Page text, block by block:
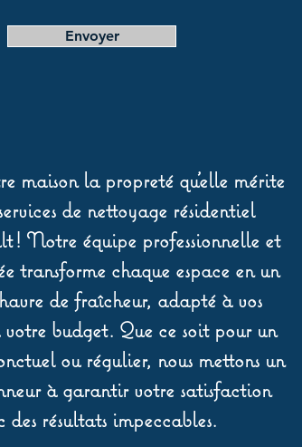
Envoyer
maison la propreté qu’elle mérite
de nettoyage résidentiel
! Notre équipe professionnelle et
transforme chaque espace en un
de fraîcheur, adapté à vos
votre budget. Que ce soit pour un
ou régulier, nous mettons un
à garantir votre satisfaction
des résultats impeccables.